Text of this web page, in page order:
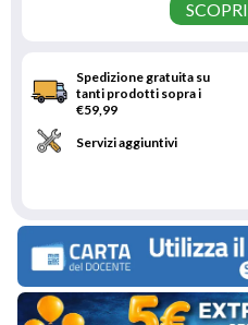
Spedizione gratuita su
tanti prodotti sopra i
€59,99
Servizi aggiuntivi